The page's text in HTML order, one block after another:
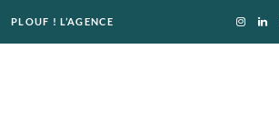
I L
PLOUF ! L’AGENCE